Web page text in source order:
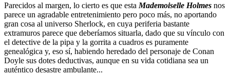
Parecidos al margen, lo cierto es que esta Mademoiselle Holmes nos
parece un agradable entretenimiento pero poco más, no aportando
gran cosa al universo Sherlock, en cuya periferia bastante
extramuros parece que deberíamos situarla, dado que su vínculo con
el detective de la pipa y la gorrita a cuadros es puramente
genealógica y, eso sí, habiendo heredado del personaje de Conan
Doyle sus dotes deductivas, aunque en su vida cotidiana sea un
auténtico desastre ambulante...